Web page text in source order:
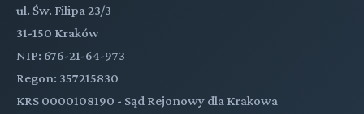
ul. Św. Filipa 23/3
31-150 Kraków
NIP: 676-21-64-973
Regon: 357215830
KRS 0000108190 - Sąd Rejonowy dla Krakowa